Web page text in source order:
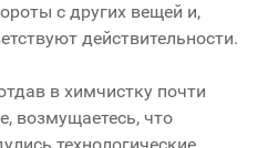
с других вещей и,
действительности.
в химчистку почти
возмущаетесь, что